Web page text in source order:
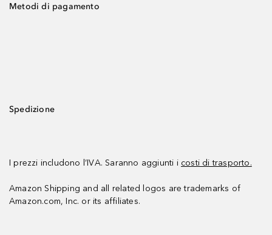
Metodi di pagamento
Spedizione
I prezzi includono l’IVA. Saranno aggiunti i costi di trasporto.
Amazon Shipping and all related logos are trademarks of
Amazon.com, Inc. or its affiliates.